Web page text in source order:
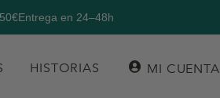
Entrega en 24–48h
HISTORIAS MI CUENTA